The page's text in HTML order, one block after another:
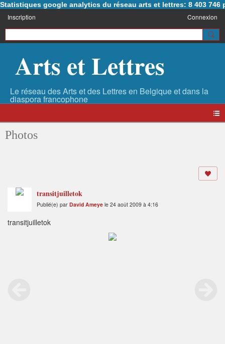
Statistiques google analytics du réseau arts et lettres: 8 403 746
Inscription Connexion
Arts et Lettres
Photos
transitjuilletok
Publié(e) par David Ameye le 24 août 2009 à 4:16
transitjuilletok